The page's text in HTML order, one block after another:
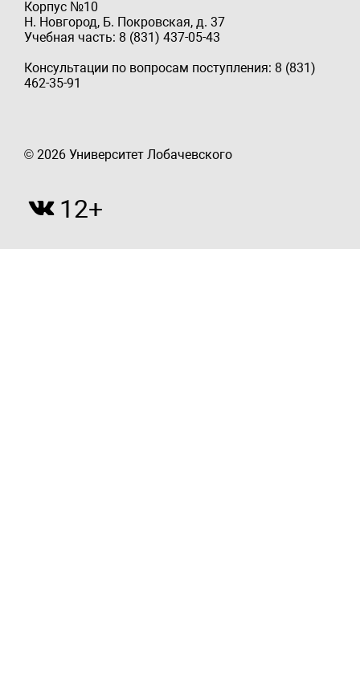
Корпус №10
Н. Новгород, Б. Покровская, д. 37
Учебная часть: 8 (831) 437-05-43
Консультации по вопросам поступления: 8 (831)
462-35-91
© 2026 Университет Лобачевского
12+